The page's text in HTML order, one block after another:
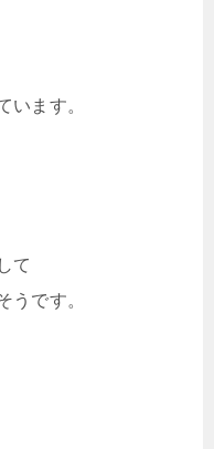
います。
て
うです。